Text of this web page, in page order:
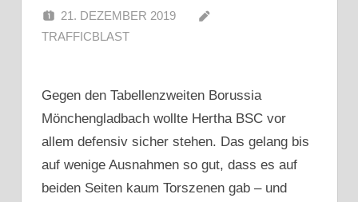
21. DEZEMBER 2019
TRAFFICBLAST
Gegen den Tabellenzweiten Borussia
Mönchengladbach wollte Hertha BSC vor
allem defensiv sicher stehen. Das gelang bis
auf wenige Ausnahmen so gut, dass es auf
beiden Seiten kaum Torszenen gab – und